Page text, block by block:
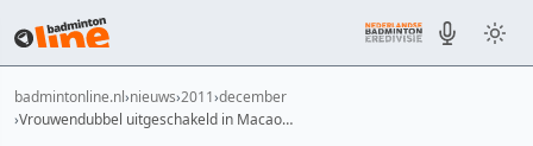
badmintonline.nl nieuws 2011 december
Vrouwendubbel uitgeschakeld in Macao…